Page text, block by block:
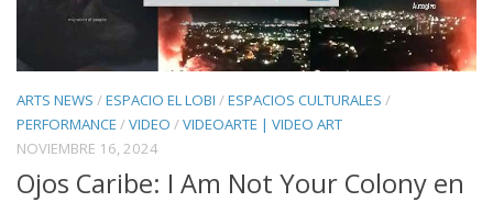
ARTS NEWS /ESPACIO EL LOBI /ESPACIOS CULTURALES /
PERFORMANCE /VIDEO /VIDEOARTE | VIDEO ART
NOVIEMBRE 16, 2024
Ojos Caribe: I Am Not Your Colony en